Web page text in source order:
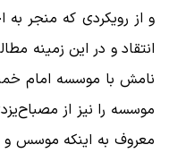
و از رویکردی که منجر
انتقاد و در این زمینه
نامش با موسسه امام
موسسه را نیز از
معروف به اینکه موسس